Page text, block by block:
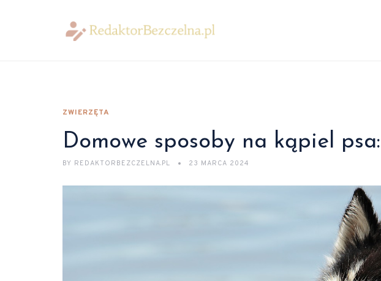
ZWIERZĘTA
Domowe sposoby na kąpiel
BY REDAKTORBEZCZELNA.PL 23 MARCA 2024